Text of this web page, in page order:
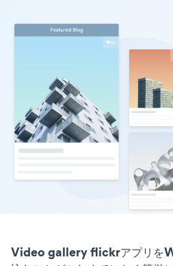
Video gallery flickrアプリを